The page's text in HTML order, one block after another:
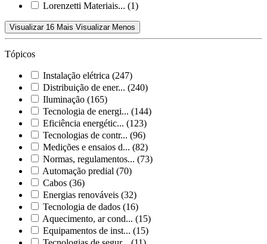
Lorenzetti Materiais... (1)
Visualizar 16 Mais Visualizar Menos
Tópicos
Instalação elétrica (247)
Distribuição de ener... (240)
Iluminação (165)
Tecnologia de energi... (144)
Eficiência energétic... (123)
Tecnologias de contr... (96)
Medições e ensaios d... (82)
Normas, regulamentos... (73)
Automação predial (70)
Cabos (36)
Energias renováveis (32)
Tecnologia de dados (16)
Aquecimento, ar cond... (15)
Equipamentos de inst... (15)